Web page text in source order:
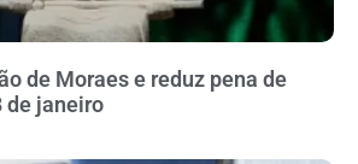
de Moraes e reduz pena de
de janeiro